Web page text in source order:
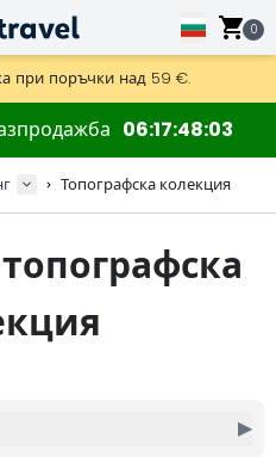
0
при поръчки над 59 €.
нощ.
дървени карти и декорации.
екипировка и аксесоари.
06174801
Топографска колекция
▶